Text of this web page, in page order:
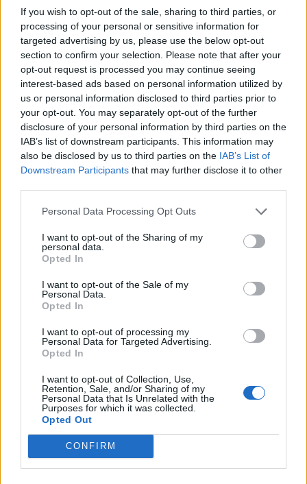
If you wish to opt-out of the sale, sharing to third parties, or
processing of your personal or sensitive information for
targeted advertising by us, please use the below opt-out
section to confirm your selection. Please note that after your
opt-out request is processed you may continue seeing
interest-based ads based on personal information utilized by
us or personal information disclosed to third parties prior to
your opt-out. You may separately opt-out of the further
disclosure of your personal information by third parties on the
IAB’s list of downstream participants. This information may
also be disclosed by us to third parties on the IAB’s List of
Downstream Participants that may further disclose it to other
Personal Data Processing Opt Outs
I want to opt-out of the Sharing of my
personal data.
Opted In
I want to opt-out of the Sale of my
Personal Data.
Opted In
I want to opt-out of processing my
Personal Data for Targeted Advertising.
Opted In
I want to opt-out of Collection, Use,
Retention, Sale, and/or Sharing of my
Personal Data that Is Unrelated with the
Purposes for which it was collected.
Opted Out
CONFIRM
προβλεπόμενα.
Αναλυτικά, η αποστολή τουΠαναιτωλικού
απαρτίζεται από τους παρακάτω
ποδοσφαιριστές:
Δείτε αυτή τη δημοσίευση στο Instagram.